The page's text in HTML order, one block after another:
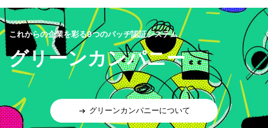
これからの企業を彩る9つのバッヂ認証システム
グリーンカンパニー
グリーンカンパニーについて